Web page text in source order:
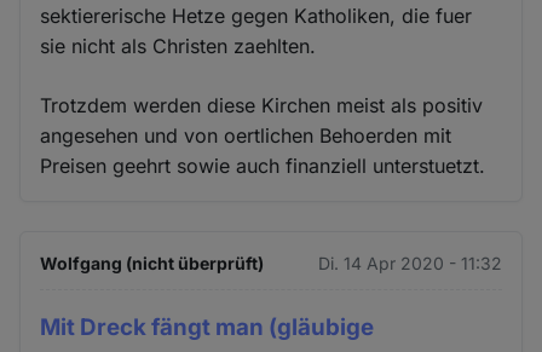
sektiererische Hetze gegen Katholiken, die fuer
sie nicht als Christen zaehlten.
Trotzdem werden diese Kirchen meist als positiv
angesehen und von oertlichen Behoerden mit
Preisen geehrt sowie auch finanziell unterstuetzt.
Wolfgang (nicht überprüft) Di. 14 Apr 2020 - 11:32
Mit Dreck fängt man (gläubige